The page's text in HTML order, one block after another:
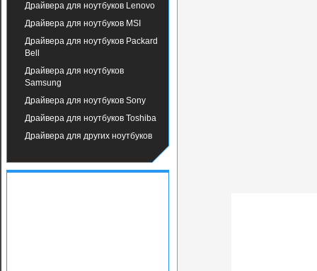
Драйвера для ноутбуков Lenovo
Драйвера для ноутбуков MSI
Драйвера для ноутбуков Packard
Bell
Драйвера для ноутбуков
Samsung
Драйвера для ноутбуков Sony
Драйвера для ноутбуков Toshiba
Драйвера для других ноутбуков